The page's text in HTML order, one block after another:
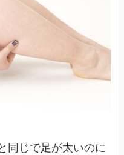
同じで足が太いのに